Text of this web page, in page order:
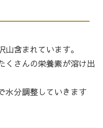
含まれています。
くさんの栄養素が溶け出
水分調整していきます